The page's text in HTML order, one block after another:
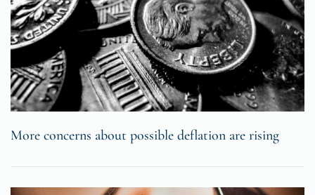
More concerns about possible deflation are rising